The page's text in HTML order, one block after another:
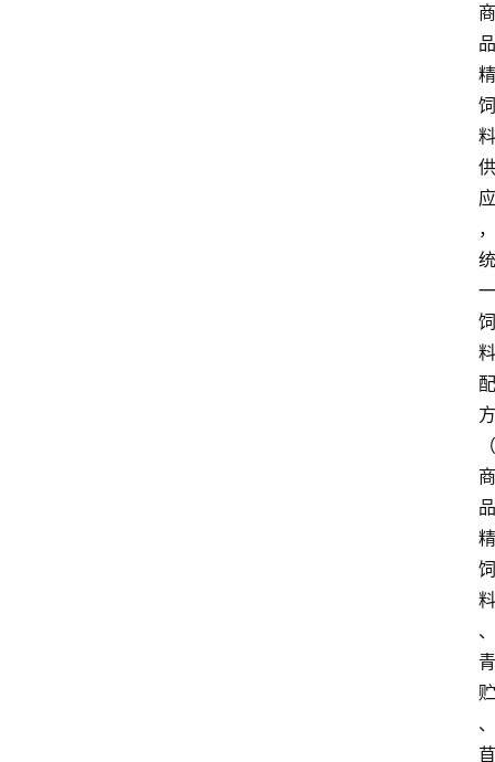
商
品
精
饲
料
供
应
，
统
一
饲
料
配
方
（
商
品
精
饲
料
、
青
贮
、
苜